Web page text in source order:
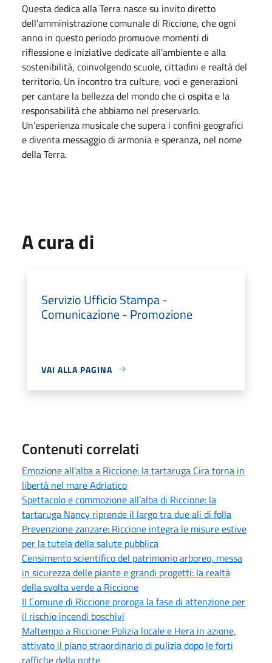
Questa dedica alla Terra nasce su invito diretto
dell’amministrazione comunale di Riccione, che ogni
anno in questo periodo promuove momenti di
riflessione e iniziative dedicate all’ambiente e alla
sostenibilità, coinvolgendo scuole, cittadini e realtà del
territorio. Un incontro tra culture, voci e generazioni
per cantare la bellezza del mondo che ci ospita e la
responsabilità che abbiamo nel preservarlo.
Un’esperienza musicale che supera i confini geografici
e diventa messaggio di armonia e speranza, nel nome
della Terra.
A cura di
Servizio Ufficio Stampa -
Comunicazione - Promozione
VAI ALLA PAGINA
Contenuti correlati
Emozione all’alba a Riccione: la tartaruga Cira torna in
libertà nel mare Adriatico
Spettacolo e commozione all’alba di Riccione: la
tartaruga Nancy riprende il largo tra due ali di folla
Prevenzione zanzare: Riccione integra le misure estive
per la tutela della salute pubblica
Censimento scientifico del patrimonio arboreo, messa
in sicurezza delle piante e grandi progetti: la realtà
della svolta verde a Riccione
Il Comune di Riccione proroga la fase di attenzione per
il rischio incendi boschivi
Maltempo a Riccione: Polizia locale e Hera in azione,
attivato il piano straordinario di pulizia dopo le forti
raffiche della notte